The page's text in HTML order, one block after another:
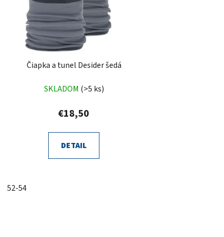
Čiapka a tunel Desider šedá
SKLADOM (>5 ks)
€18,50
DETAIL
52-54